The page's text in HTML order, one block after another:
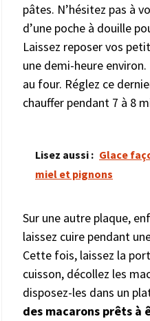
pâtes. N’hésitez pas à
d’une poche à douille
Laissez reposer vos
une demi-heure
au four. Réglez ce
chauffer pendant 7 à 8
Lisez aussi : Glace
miel et pignons
Sur une autre plaque,
laissez cuire pendant
Cette fois, laissez la
cuisson, décollez les
disposez-les dans un
des macarons prêts à